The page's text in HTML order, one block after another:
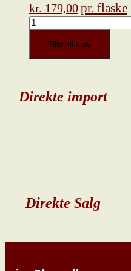
kr. 179,00pr. flaske
Stringaio
IGT,
Tilføj til kurv
Direkte import
Direkte Salg